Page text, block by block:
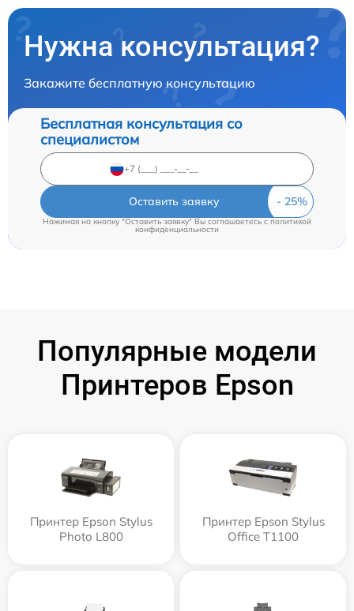
Нужна консультация?
Закажите бесплатную консультацию
Бесплатная консультация со
специалистом
Оставить заявку
Нажимая на кнопку "Оставить заявку" Вы соглашаетесь cполитикой
конфиденциальности
Популярные модели
Принтеров Epson
Принтер Epson Stylus
Photo L800
Принтер Epson Stylus
Office T1100